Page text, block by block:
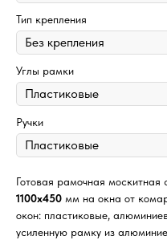
Тип крепления
Углы рамки
Ручки
Готовая рамочная
1100х450 мм на окна от
окон: пластиковые,
усиленную рамку из